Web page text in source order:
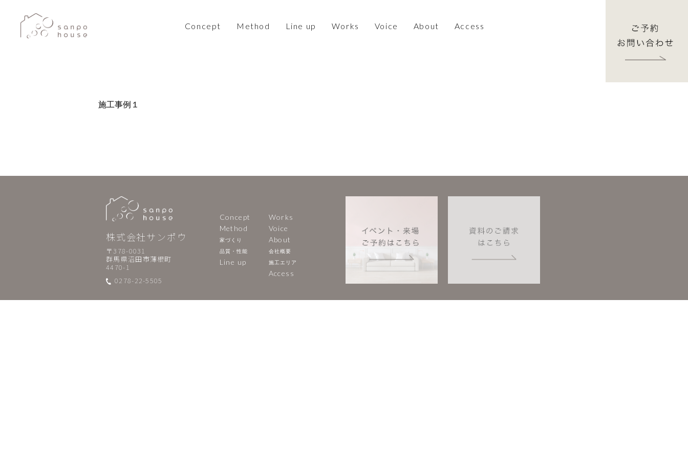
Concept Method Line up Works Voice About Access
施工事例１
株式会社サンポウ
〒378-0031
群馬県沼田市薄根町
4470-1
0278-22-5505
Concept
Method
家づくり
品質・性能
Line up
Works
Voice
About
会社概要
施工エリア
Access